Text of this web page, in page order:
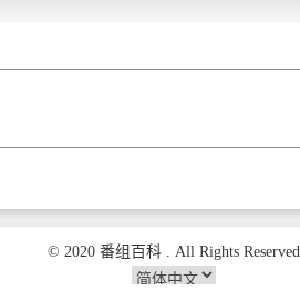
© 2020 番组百科 . All Rights Reserved